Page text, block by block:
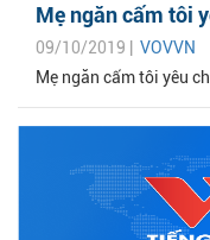
Mẹ ngăn cấm tôi
09/10/2019 | VOVVN
Mẹ ngăn cấm tôi yêu